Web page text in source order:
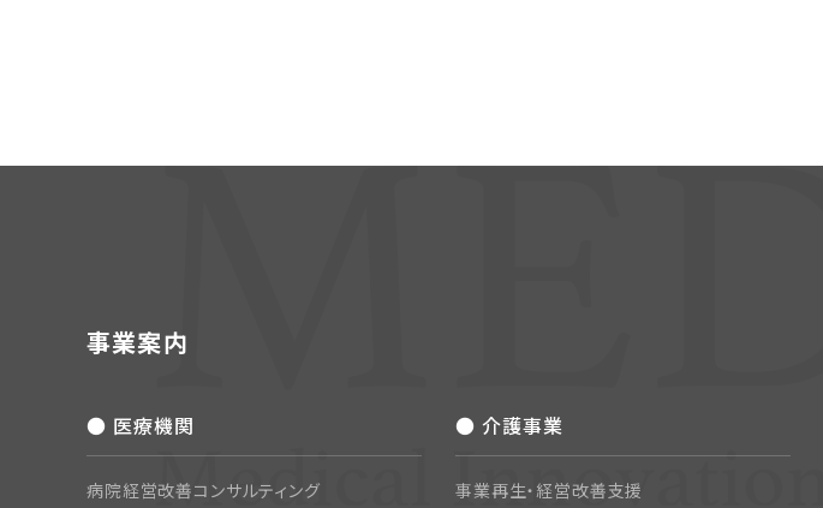
事業案内
● 医療機関
病院経営改善コンサルティング
● 介護事業
事業再生・経営改善支援